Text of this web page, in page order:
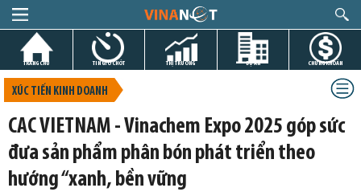
TRANG CHỦ TIN GIỜ CHÓT THỊ TRƯỜNG DỰ ÁN CHỨNG KHOÁN
XÚC TIẾN KINH DOANH
CAC VIETNAM - Vinachem Expo 2025 góp sức
đưa sản phẩm phân bón phát triển theo
hướng “xanh, bền vững